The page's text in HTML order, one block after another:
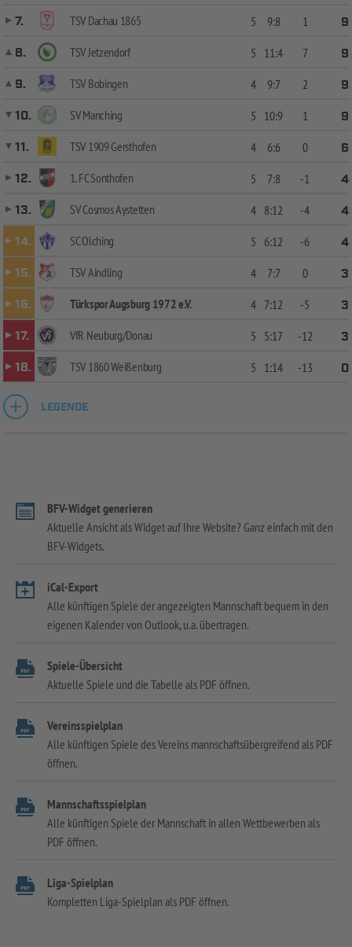
7.
TSV Dachau 1865 5 9:8 1
9
8.
TSV Jetzendorf 5 11:4 7
9
9.
TSV Bobingen 4 9:7 2
9
10.
SV Manching 5 10:9 1
9
11.
TSV 1909 Gersthofen 4 6:6 0
6
12.
1. FC Sonthofen 5 7:8 -1
4
13.
SV Cosmos Aystetten 4 8:12 -4
4
14.
SC Olching 5 6:12 -6
4
15.
TSV Aindling 4 7:7 0
3
16.
Türkspor Augsburg 1972 e.V. 4 7:12 -5
3
17.
VfR Neuburg/Donau 5 5:17 -12
3
18.
TSV 1860 Weißenburg 5 1:14 -13 0
LEGENDE
BFV-Widget generieren
Aktuelle Ansicht als Widget auf Ihre Website? Ganz einfach mit den
BFV-Widgets.
iCal-Export
Alle künftigen Spiele der angezeigten Mannschaft bequem in den
eigenen Kalender von Outlook, u.a. übertragen.
Spiele-Übersicht
Aktuelle Spiele und die Tabelle als PDF öffnen.
Vereinsspielplan
Alle künftigen Spiele des Vereins mannschaftsübergreifend als PDF
öffnen.
Mannschaftsspielplan
Alle künftigen Spiele der Mannschaft in allen Wettbewerben als
PDF öffnen.
Liga-Spielplan
Kompletten Liga-Spielplan als PDF öffnen.